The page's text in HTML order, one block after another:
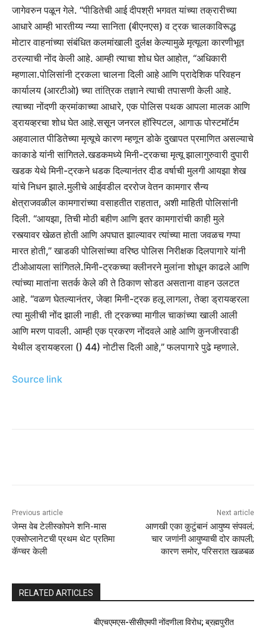
जागेवरुन पळून गेले. “पीडितेची आई दीपश्री भगवत यांच्या तक्रारीच्या
आधारे आम्ही भारतीय्य न्य्या सानिता (बीएनएस) व ट्रक चालकाविरूद्ध
मोटार वाहनांच्या संबंधित कलमांखाली दुर्लक्ष केल्यामुळे मृत्यूला कारणीभूत
ठरल्याची नोंद केली आहे. आम्ही त्याचा शोध घेत आहोत, “अधिकारी
म्हणाला.पोलिसांनी ट्रकला चालना दिली आहे आणि प्रादेशिक परिवहन
कार्यालय (आरटीओ) च्या तांत्रिक तज्ञाने त्याची तपासणी केली आहे.
त्याच्या नोंदणी क्रमांकाच्या आधारे, एक पोलिस पथक आपला मालक आणि
ड्रायव्हरचा शोध घेत आहे.ससून जनरल हॉस्पिटल, आगाऊ पोस्टमॉर्टम
अहवालात पीडितेच्या मृत्यूचे कारण म्हणून डोके दुखापत प्रमाणित असल्याचे
काकाडे यांनी सांगितले.खडकमध्ये मिनी-ट्रकचा मृत्यू झालागुरुवारी दुपारी
खडक येथे मिनी-ट्रकने धडक दिल्यानंतर दीड वर्षाची मुलगी आयझा शेख
यांचे निधन झाले.मुलीचे आईवडील दररोज वेतन कामगार सैन्य
क्षेत्राजवळील कामगारांच्या वसाहतीत राहतात, अशी माहिती पोलिसांनी
दिली. “आयझा, तिची मोठी बहीण आणि इतर कामगारांची काही मुले
रस्त्यावर खेळत होती आणि अपघात झाल्यावर त्यांच्या माता जवळच गप्पा
मारत होती,” खाडकी पोलिसांच्या वरिष्ठ पोलिस निरीक्षक दिलपागारे यांनी
टीओआयला सांगितले.मिनी-ट्रकच्या क्लीनरने मुलांना शोधून काढले आणि
त्यांच्या मातांना सतर्क केले की ते ठिकाण सोडत असताना वाहन उलटत
आहे. “वळण घेतल्यानंतर, जेव्हा मिनी-ट्रक हलू लागला, तेव्हा ड्रायव्हरला
त्या मुलीची नोंद झाली नाही. ती ट्रकच्या मागील चाकांच्या खाली आली
आणि मरण पावली. आम्ही एक प्रकरण नोंदवले आहे आणि कुनजीरवाडी
येथील ड्रायव्हरला () 44) नोटीस दिली आहे,” फलपागारे पुढे म्हणाले.
Source link
Previous article
जेम्स वेब टेलीस्कोपने शनि-मास
एक्सोप्लानेटची प्रथम थेट प्रतिमा
कॅप्चर केली
Next article
आणखी एका कुटुंबानं आयुष्य संपवलं;
चार जणांनी आयुष्याची दोर कापली;
कारण समोर, परिसरात खळबळ
RELATED ARTICLES
बीएचएमएस-सीसीएमपी नोंदणीला विरोध; ब्रह्मपुरीत